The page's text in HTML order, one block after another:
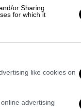
or Sharing
for which it
like cookies on
advertising
το
να
δεν θα
εκ νέου